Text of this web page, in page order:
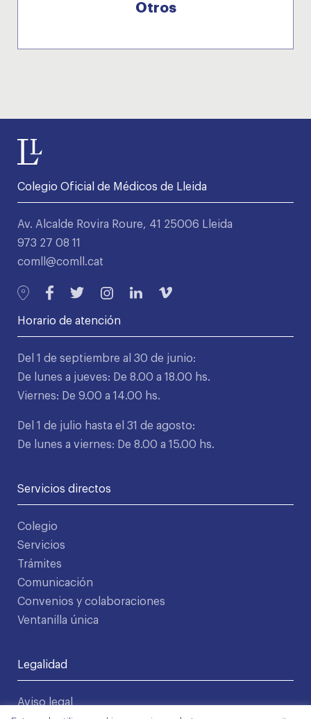
Otros
Colegio Oficial de Médicos de Lleida
Av. Alcalde Rovira Roure, 41 25006 Lleida
973 27 08 11
comll@comll.cat
Horario de atención
Del 1 de septiembre al 30 de junio:
De lunes a jueves: De 8.00 a 18.00 hs.
Viernes: De 9.00 a 14.00 hs.
Del 1 de julio hasta el 31 de agosto:
De lunes a viernes: De 8.00 a 15.00 hs.
Servicios directos
Colegio
Servicios
Trámites
Comunicación
Convenios y colaboraciones
Ventanilla única
Legalidad
Aviso legal